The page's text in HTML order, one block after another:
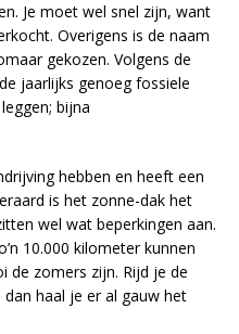
Je moet wel snel zijn, want
Overigens is de naam
gekozen. Volgens de
jaarlijks genoeg fossiele
bijna
hebben en heeft een
is het zonne-dak het
wel wat beperkingen aan.
10.000 kilometer kunnen
de zomers zijn. Rijd je de
haal je er al gauw het